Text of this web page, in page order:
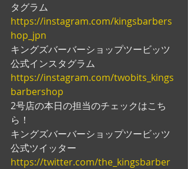
タグラム
https://instagram.com/kingsbarbers
hop_jpn
キングズバーバーショップツービッツ
公式インスタグラム
https://instagram.com/twobits_kings
barbershop
2号店の本日の担当のチェックはこち
ら！
キングズバーバーショップツービッツ
公式ツイッター
https://twitter.com/the_kingsbarber